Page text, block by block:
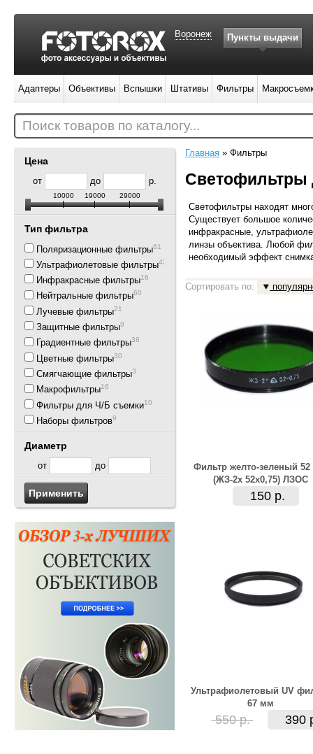
Цена
от до р.
10000 19000 29000
Тип фильтра
Поляризационные фильтры61
Ультрафиолетовые фильтры42
Инфракрасные фильтры16
Нейтральные фильтры60
Лучевые фильтры21
Защитные фильтры9
Градиентные фильтры38
Цветные фильтры30
Смягчающие фильтры3
Макрофильтры16
Фильтры для Ч/Б съемки10
Наборы фильтров9
Диаметр
от до
Главная » Фильтры
Светофильтры
Светофильтры находят
Существует большое
инфракрасные,
линзы объектива. Любой
необходимый эффект
Сортировать по:
Фильтр желто-зеленый
(ЖЗ-2х 52х0,75) ЛЗОС
150 р.
Ультрафиолетовый UV
67 мм
550 р. 390
Воронеж Пункты выдачи
Адаптеры Объективы Вспышки Штативы Фильтры
Поиск товаров по каталогу...